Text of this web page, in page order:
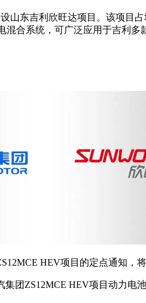
山东吉利欣旺达项目。该项目
合系统，可广泛应用于吉利多
HEV项目的定点通知，
团ZS12MCE HEV项目动力